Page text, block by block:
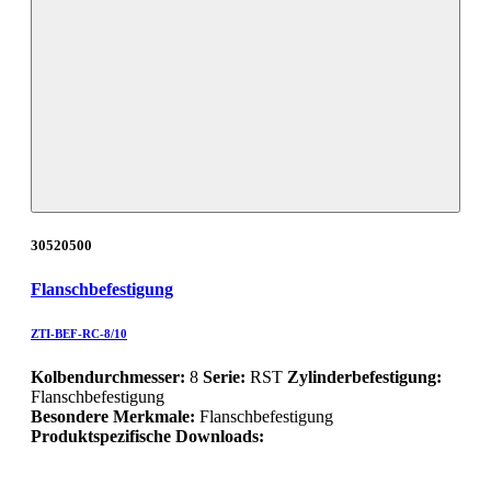
30520500
Flanschbefestigung
ZTI-BEF-RC-8/10
Kolbendurchmesser: 8 Serie: RST Zylinderbefestigung:
Flanschbefestigung
Besondere Merkmale: Flanschbefestigung
Produktspezifische Downloads: